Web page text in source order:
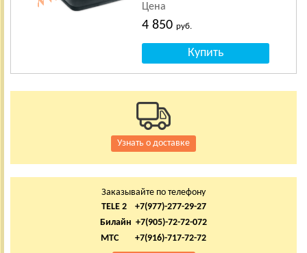
Цена
4 850руб.
Узнать о доставке
Заказывайте по телефону
TELE 2 +7(977)-277-29-27
Билайн +7(905)-72-72-072
МТС +7(916)-717-72-72